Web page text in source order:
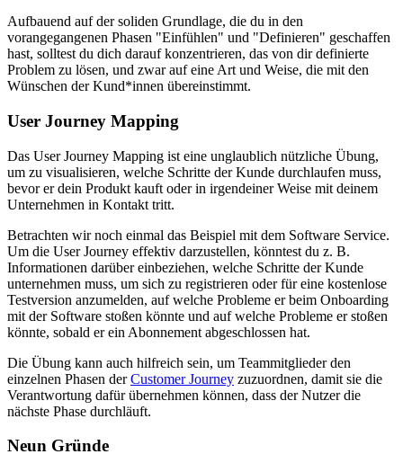
Aufbauend auf der soliden Grundlage, die du in den
vorangegangenen Phasen "Einfühlen" und "Definieren" geschaffen
hast, solltest du dich darauf konzentrieren, das von dir definierte
Problem zu lösen, und zwar auf eine Art und Weise, die mit den
Wünschen der Kund*innen übereinstimmt.
User Journey Mapping
Das User Journey Mapping ist eine unglaublich nützliche Übung,
um zu visualisieren, welche Schritte der Kunde durchlaufen muss,
bevor er dein Produkt kauft oder in irgendeiner Weise mit deinem
Unternehmen in Kontakt tritt.
Betrachten wir noch einmal das Beispiel mit dem Software Service.
Um die User Journey effektiv darzustellen, könntest du z. B.
Informationen darüber einbeziehen, welche Schritte der Kunde
unternehmen muss, um sich zu registrieren oder für eine kostenlose
Testversion anzumelden, auf welche Probleme er beim Onboarding
mit der Software stoßen könnte und auf welche Probleme er stoßen
könnte, sobald er ein Abonnement abgeschlossen hat.
Die Übung kann auch hilfreich sein, um Teammitglieder den
einzelnen Phasen derCustomer Journey zuzuordnen, damit sie die
Verantwortung dafür übernehmen können, dass der Nutzer die
nächste Phase durchläuft.
Neun Gründe